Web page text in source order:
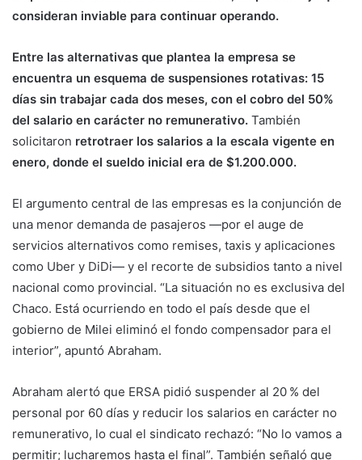
consideran inviable para continuar operando.
Entre las alternativas que plantea la empresa se
encuentra un esquema de suspensiones rotativas: 15
días sin trabajar cada dos meses, con el cobro del 50%
del salario en carácter no remunerativo. También
solicitaron retrotraer los salarios a la escala vigente en
enero, donde el sueldo inicial era de $1.200.000.
El argumento central de las empresas es la conjunción de
una menor demanda de pasajeros —por el auge de
servicios alternativos como remises, taxis y aplicaciones
como Uber y DiDi— y el recorte de subsidios tanto a nivel
nacional como provincial. “La situación no es exclusiva del
Chaco. Está ocurriendo en todo el país desde que el
gobierno de Milei eliminó el fondo compensador para el
interior”, apuntó Abraham.
Abraham alertó que ERSA pidió suspender al 20 % del
personal por 60 días y reducir los salarios en carácter no
remunerativo, lo cual el sindicato rechazó: “No lo vamos a
permitir; lucharemos hasta el final”. También señaló que